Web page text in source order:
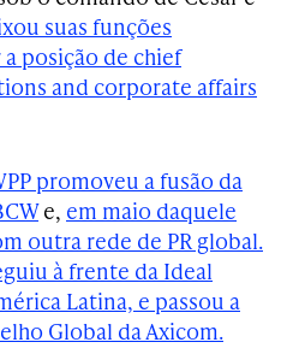
suas funções
posição de chief
and corporate affairs
promoveu a fusão da
e, em maio daquele
outra rede de PR global.
à frente da Ideal
Latina, e passou a
Global da Axicom.